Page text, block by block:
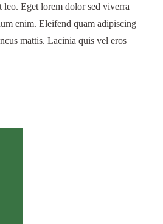
leo. Eget lorem dolor sed viverra
enim. Eleifend quam adipiscing
mattis. Lacinia quis vel eros